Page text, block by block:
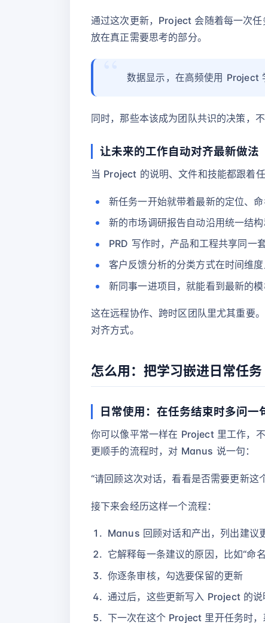
通过这次更新，Project 会随着每一次任
放在真正需要思考的部分。
数据显示，在高频使用 Project
同时，那些本该成为团队共识的决策，
让未来的工作自动对齐最新做法
当 Project 的说明、文件和技能都跟着
新任务一开始就带着最新的定位、
新的市场调研报告自动沿用统一结
PRD 写作时，产品和工程共享同一
客户反馈分析的分类方式在时间维
新同事一进项目，就能看到最新的
这在远程协作、跨时区团队里尤其重要
对齐方式。
怎么用：把学习嵌进日常任务
日常使用：在任务结束时多问一
你可以像平常一样在 Project 里工作，
更顺手的流程时，对 Manus 说一句：
“请回顾这次对话，看看是否需要更新
接下来会经历这样一个流程：
Manus 回顾对话和产出，列出建议
它解释每一条建议的原因，比如“命
你逐条审核，勾选要保留的更新
通过后，这些更新写入 Project 的说
下一次在这个 Project 里开任务时